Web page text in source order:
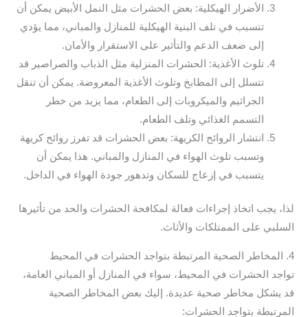
الأضرار الهيكلية: بعض الحشرات مثل النمل الأبيض يمكن أن
تتسبب في تلف البنية الهيكلية للمنازل والمباني، مما يؤدي
إلى ضعف الدعم والتأثير على الاستقرار والأمان.
تلوث الأغذية: الحشرات المنزلية مثل الذباب والصراصير قد
تتسلل إلى المطابخ وتلوث الأغذية المعروضة. يمكن أن تنقل
الجراثيم والميكروبات إلى الطعام، مما يزيد من خطر
التسمم الغذائي وتلف الطعام.
انتشار الروائح الكريهة: بعض الحشرات قد تفرز روائح كريهة
وتسبب تلوث الهواء في المنازل والمباني. هذا يمكن أن
يتسبب في إزعاج للسكان وتدهور جودة الهواء في الداخل.
لذا، يجب اتخاذ إجراءات فعالة لمكافحة الحشرات والحد من تأثيرها
السلبي على الممتلكات والأثاث.
4. المخاطر الصحية المرتبطة بتواجد الحشرات في المحيط
تواجد الحشرات في المحيط، سواء في المنازل أو المباني العامة،
قد يشكل مخاطر صحية عديدة. إليك بعض المخاطر الصحية
المرتبطة بتواجد الحشرات: